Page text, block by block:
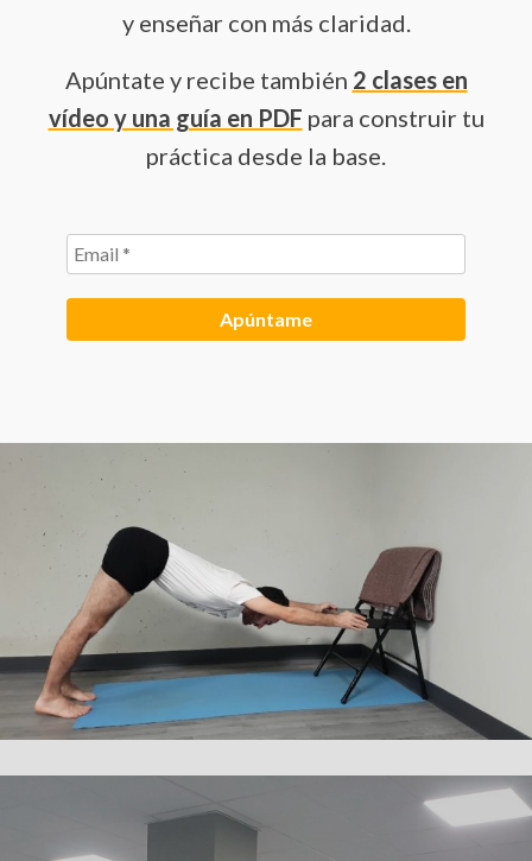
y enseñar con más claridad.
Apúntate y recibe también 2 clases en
vídeo y una guía en PDF para construir tu
práctica desde la base.
Email
*